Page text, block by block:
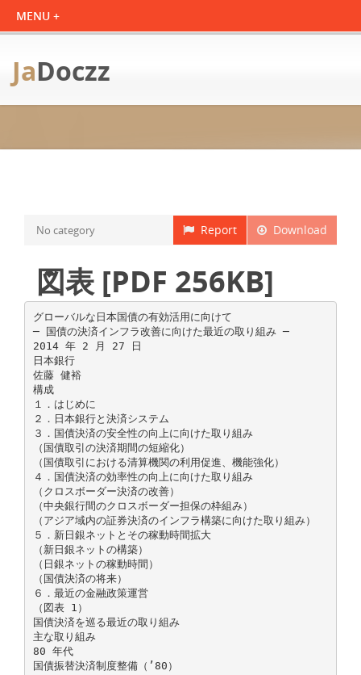
JaDoczz
Download
Report
No category
図表 [PDF 256KB]
グローバルな日本国債の有効活用に向けて
─ 国債の決済インフラ改善に向けた最近の取り組み ─
2014 年 2 月 27 日
日本銀行
佐藤 健裕
構成
１．はじめに
２．日本銀行と決済システム
３．国債決済の安全性の向上に向けた取り組み
（国債取引の決済期間の短縮化）
（国債取引における清算機関の利用促進、機能強化）
４．国債決済の効率性の向上に向けた取り組み
（クロスボーダー決済の改善）
（中央銀行間のクロスボーダー担保の枠組み）
（アジア域内の証券決済のインフラ構築に向けた取り組み）
５．新日銀ネットとその稼動時間拡大
（新日銀ネットの構築）
（日銀ネットの稼動時間）
（国債決済の将来）
６．最近の金融政策運営
（図表 1）
国債決済を巡る最近の取り組み
主な取り組み
80 年代
国債振替決済制度整備（’80）